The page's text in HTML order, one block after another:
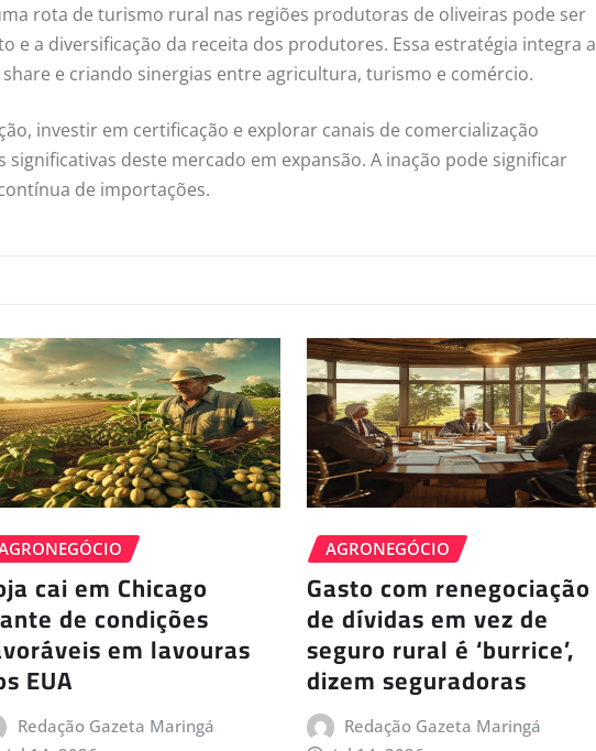
rota de turismo rural nas regiões produtoras de oliveiras pode ser
e a diversificação da receita dos produtores. Essa estratégia integra a
e criando sinergias entre agricultura, turismo e comércio.
investir em certificação e explorar canais de comercialização
deste mercado em expansão. A inação pode significar
de importações.
cai em Chicago
de condições
em lavouras
EUA
Redação Gazeta Maringá
AGRONEGÓCIO
Gasto com renegociação
de dívidas em vez de
seguro rural é ‘burrice’,
dizem seguradoras
Redação Gazeta Maringá